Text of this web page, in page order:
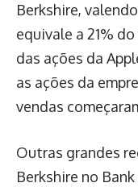
Berkshire,
equivale a 21%
das ações da
as ações da
vendas
Outras grandes
Berkshire no